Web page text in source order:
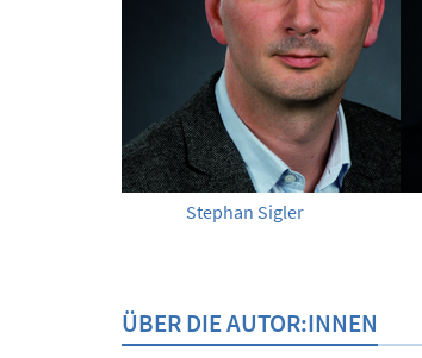
Stephan Sigler
ÜBER DIE AUTOR:INNEN